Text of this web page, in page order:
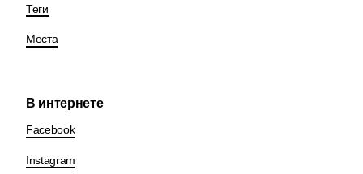
Теги
Места
В интернете
Facebook
Instagram